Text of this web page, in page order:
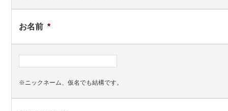
お名前 *
※ニックネーム、仮名でも結構です。